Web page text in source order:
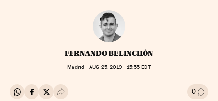
FERNANDO BELINCHÓN
Madrid -AUG 25, 2019 - 15:55 EDT
Compartir en Whatsapp
Compartir en Facebook
Compartir en Twitter
Desplegar Redes Sociales 0 Ir a